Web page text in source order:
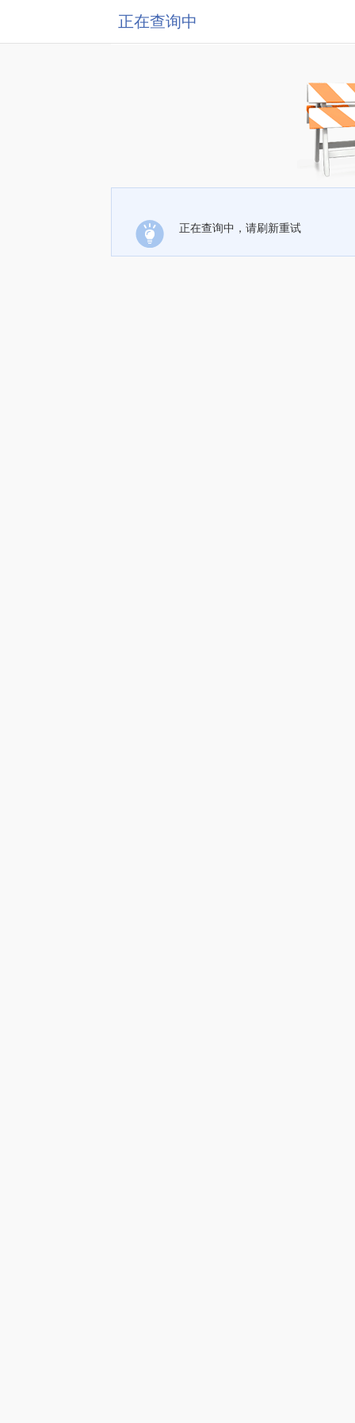
正在查询中
正在查询中，请刷新重试